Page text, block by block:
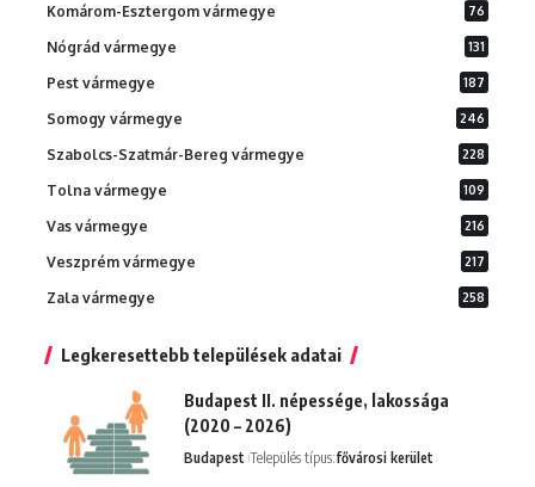
Komárom-Esztergom vármegye 76
Nógrád vármegye 131
Pest vármegye 187
Somogy vármegye 246
Szabolcs-Szatmár-Bereg vármegye 228
Tolna vármegye 109
Vas vármegye 216
Veszprém vármegye 217
Zala vármegye 258
Legkeresettebb települések adatai
Budapest II. népessége, lakossága
(2020 – 2026)
Budapest Település típus:fővárosi kerület